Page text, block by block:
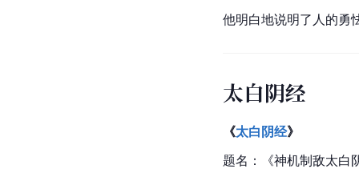
他明白地说明了人的勇
太白阴经
《太白阴经》
题名：《神机制敌太白